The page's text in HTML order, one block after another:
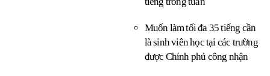
Muốn làm tối đa 35 tiếng cần
là sinh viên học tại các trường
được Chính phủ công nhận